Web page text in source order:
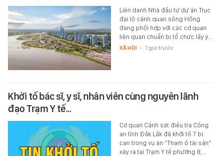
Liên danh Nhà đầu tư dự án Trục
đại lộ cảnh quan sông Hồng
đang phối hợp với các cơ quan
liên quan chuẩn bị tổ chức lấy ý…
XÃ HỘI - 7 giờ trước
Khởi tố bác sĩ, y sĩ, nhân viên cùng nguyên lãnh
đạo Trạm Y tế...
Cơ quan Cảnh sát điều tra Công
an tỉnh Đắk Lắk đã khởi tố 7 bị
can trong vụ án “Tham ô tài sản”
xảy ra tại Trạm Y tế phường 8,…